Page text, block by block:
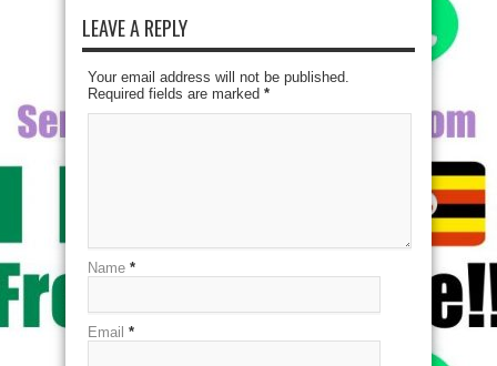
LEAVE A REPLY
Your email address will not be published.
Required fields are marked *
Name *
Email *